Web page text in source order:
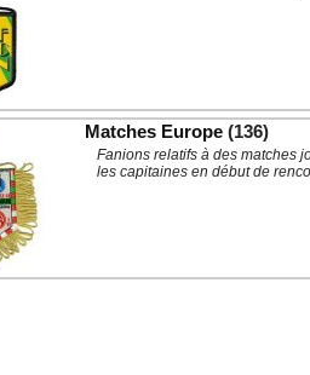
Matches Europe (136)
Fanions relatifs à des matches
les capitaines en début de